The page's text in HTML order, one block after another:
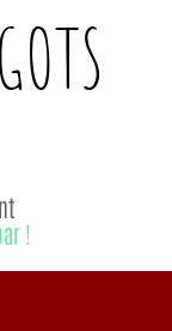
!